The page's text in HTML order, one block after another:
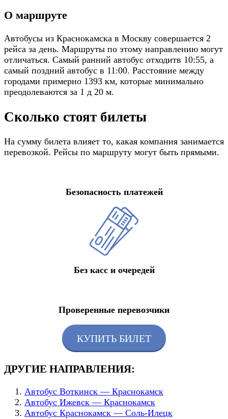
О маршруте
Автобусы из Краснокамска в Москву совершается 2
рейса за день. Маршруты по этому направлению могут
отличаться. Самый ранний автобус отходитв 10:55, а
самый поздний автобус в 11:00. Расстояние между
городами примерно 1393 км, которые минимально
преодолеваются за 1 д 20 м.
Сколько стоят билеты
На сумму билета влияет то, какая компания занимается
перевозкой. Рейсы по маршруту могут быть прямыми.
Безопасность платежей
Без касс и очередей
Проверенные перевозчики
КУПИТЬ БИЛЕТ
ДРУГИЕ НАПРАВЛЕНИЯ:
Автобус Воткинск — Краснокамск
Автобус Ижевск — Краснокамск
Автобус Краснокамск — Соль-Илецк